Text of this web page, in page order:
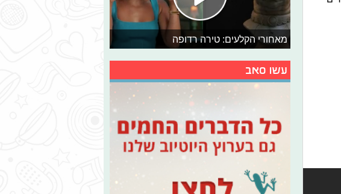
מאחורי הקלעים: טירה רדופה
עשו סאב